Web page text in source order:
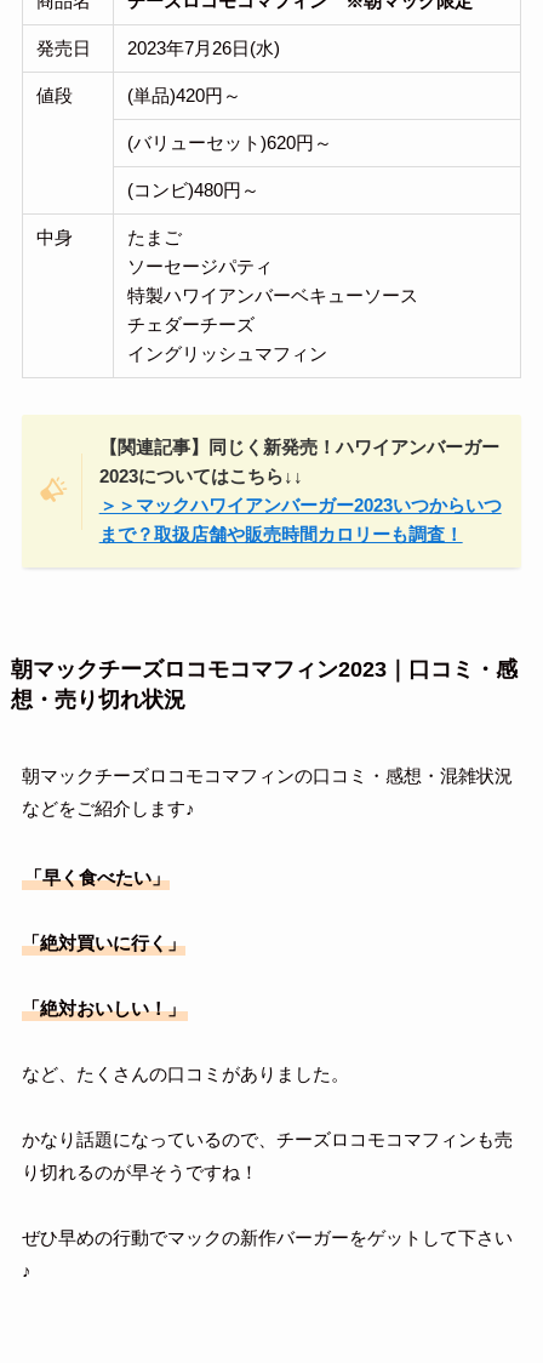
発売日 2023年7月26日(水)
値段 (単品)420円～
(バリューセット)620円～
(コンビ)480円～
中身
たまご
ソーセージパティ
特製ハワイアンバーベキューソース
チェダーチーズ
イングリッシュマフィン
【関連記事】同じく新発売！ハワイアンバーガー
2023についてはこちら↓↓
＞＞マックハワイアンバーガー2023いつからいつ
まで？取扱店舗や販売時間カロリーも調査！
朝マックチーズロコモコマフィン2023｜口コミ・感
想・売り切れ状況
朝マックチーズロコモコマフィンの口コミ・感想・混雑状況
などをご紹介します♪
「早く食べたい」
「絶対買いに行く」
「絶対おいしい！」
など、たくさんの口コミがありました。
かなり話題になっているので、チーズロコモコマフィンも売
り切れるのが早そうですね！
ぜひ早めの行動でマックの新作バーガーをゲットして下さい
♪